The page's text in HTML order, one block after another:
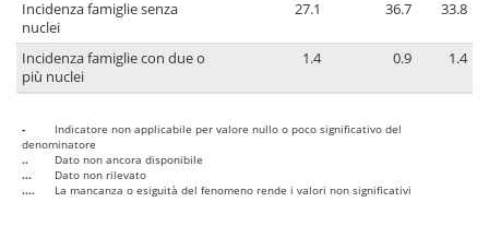
Incidenza famiglie senza
nuclei
27.1 36.7 33.8
Incidenza famiglie con due o
più nuclei
1.4 0.9 1.4
-
Indicatore non applicabile per valore nullo o poco significativo del
denominatore
..
Dato non ancora disponibile
...
Dato non rilevato
....
La mancanza o esiguità del fenomeno rende i valori non significativi